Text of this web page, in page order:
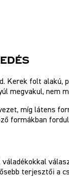
folt alakú,
megvakul,
míg látens
formákban
terjesztői a